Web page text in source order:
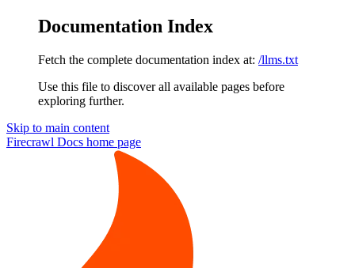
Documentation Index
Fetch the complete documentation index at: /llms.txt
Use this file to discover all available pages before
exploring further.
Skip to main content
Firecrawl Docs home page